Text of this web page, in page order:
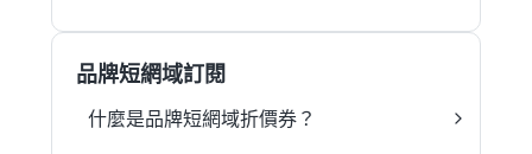
品牌短網域訂閱
什麼是品牌短網域折價券？